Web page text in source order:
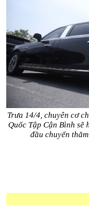
Trưa 14/4, chuyên cơ
Quốc Tập Cận Bình sẽ
đầu chuyến